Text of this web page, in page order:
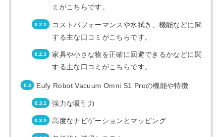
ミがこちらです。
コストパフォーマンスや水拭き、機能などに関
する主な口コミがこちらです。
家具や小さな物を正確に回避できるかなどに関
する主な口コミがこちらです。
Eufy Robot Vacuum Omni S1 Proの機能や特徴
強力な吸引力
高度なナビゲーションとマッピング